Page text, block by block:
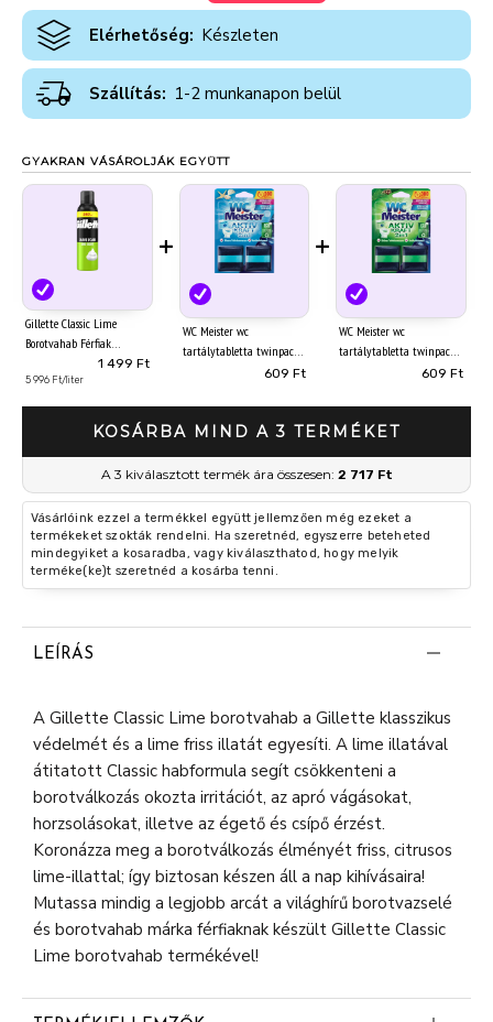
Elérhetőség: Készleten
Szállítás: 1-2 munkanapon belül
GYAKRAN VÁSÁROLJÁK EGYÜTT
Gillette Classic Lime
Borotvahab Férfiak
Számára, Lime Illattal,
250ml
1 499 Ft
5 996 Ft/liter
+
WC Meister wc
tartálytabletta twinpack
609 Ft
+
WC Meister wc
tartálytabletta twinpack
609 Ft
KOSÁRBA MIND A 3 TERMÉKET
A 3 kiválasztott termék ára összesen: 2 717 Ft
Vásárlóink ezzel a termékkel együtt jellemzően még ezeket a
termékeket szokták rendelni. Ha szeretnéd, egyszerre beteheted
mindegyiket a kosaradba, vagy kiválaszthatod, hogy melyik
terméke(ke)t szeretnéd a kosárba tenni.
LEÍRÁS
A Gillette Classic Lime borotvahab a Gillette klasszikus
védelmét és a lime friss illatát egyesíti. A lime illatával
átitatott Classic habformula segít csökkenteni a
borotválkozás okozta irritációt, az apró vágásokat,
horzsolásokat, illetve az égető és csípő érzést.
Koronázza meg a borotválkozás élményét friss, citrusos
lime-illattal; így biztosan készen áll a nap kihívásaira!
Mutassa mindig a legjobb arcát a világhírű borotvazselé
és borotvahab márka férfiaknak készült Gillette Classic
Lime borotvahab termékével!